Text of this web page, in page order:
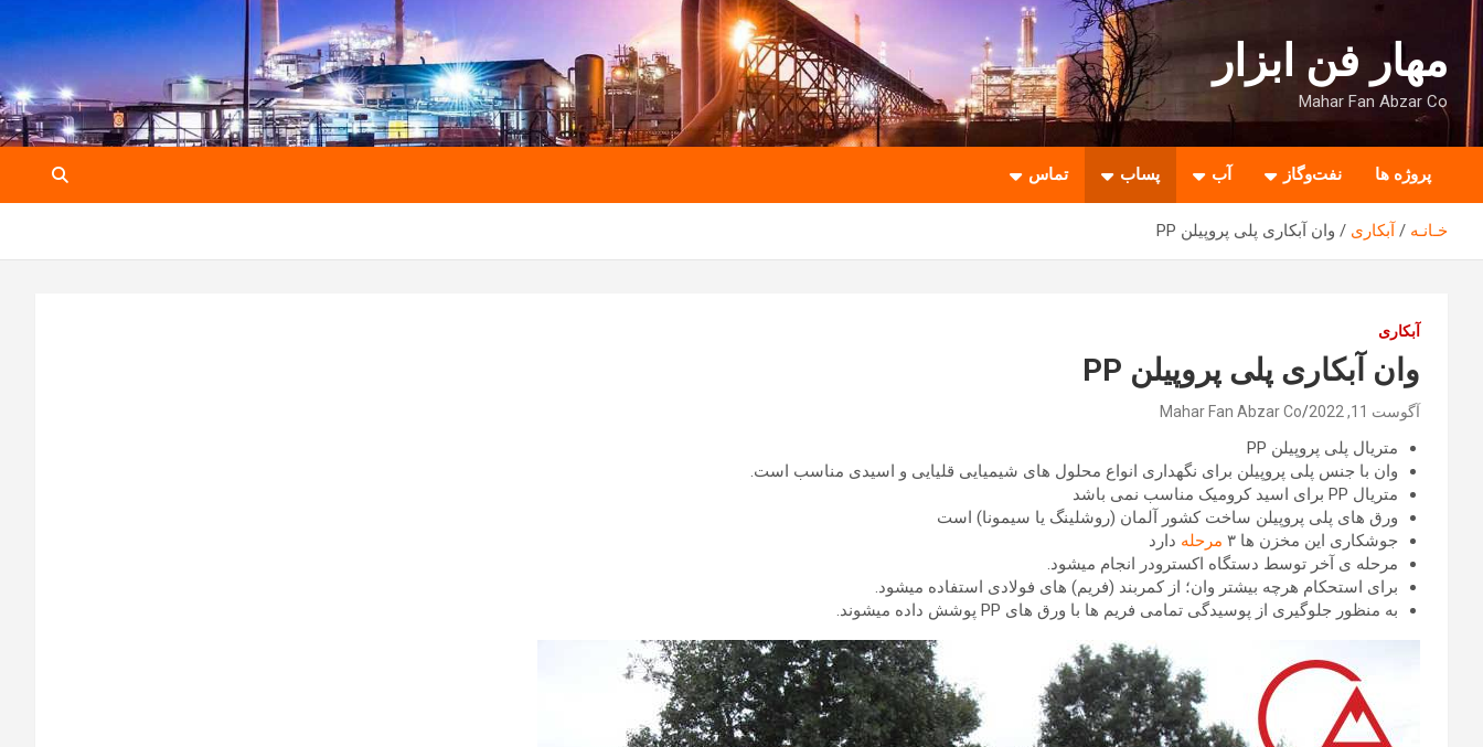
به
محتوا
بروید
مهار فن ابزار
Mahar Fan Abzar Co
پروژه ها نفت‌وگاز آب پساب تماس
خـانـه آبکاری وان آبکاری پلی پروپیلن PP
آبکاری
وان آبکاری پلی پروپیلن PP
آگوست 11, 2022 Mahar Fan Abzar Co
متریال پلی پروپیلن PP
وان با جنس پلی پروپیلن برای نگهداری انواع محلول های شیمیایی قلیایی و اسیدی مناسب است.
متریال PP برای اسید کرومیک مناسب نمی باشد
ورق های پلی پروپیلن ساخت کشور آلمان (روشلینگ یا سیمونا) است
جوشکاری این مخزن ها ۳
مرحله دارد
مرحله ی آخر توسط دستگاه اکسترودر انجام میشود.
برای استحکام هرچه بیشتر وان؛ از کمربند (فریم) های فولادی استفاده میشود.
به منظور جلوگیری از پوسیدگی تمامی فریم ها با ورق های PP پوشش داده میشوند.